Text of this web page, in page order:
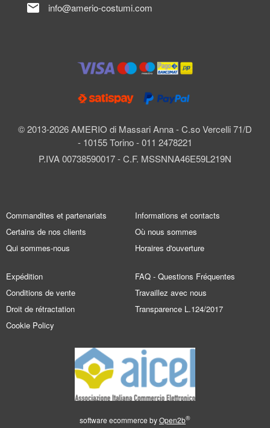
© 2013-2026 AMERIO di Massari Anna - C.so Vercelli 71/D
- 10155 Torino - 011 2478221
P.IVA 00738590017 - C.F. MSSNNA46E59L219N
mail info@amerio-costumi.com
Commandites et partenariats
Certains de nos clients
Qui sommes-nous
Informations et contacts
Où nous sommes
Horaires d'ouverture
Expédition
Conditions de vente
Droit de rétractation
Cookie Policy
FAQ - Questions Fréquentes
Travaillez avec nous
Transparence L.124/2017
software ecommerce byOpen2b®